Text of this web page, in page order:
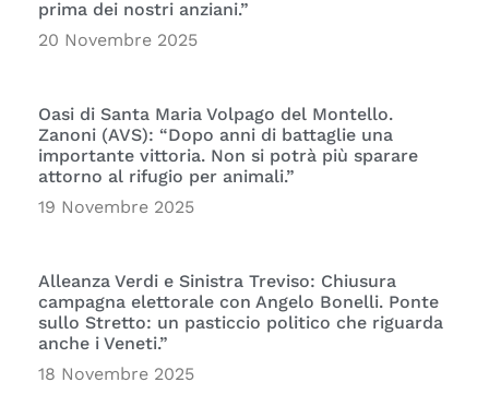
prima dei nostri anziani.”
20 Novembre 2025
Oasi di Santa Maria Volpago del Montello.
Zanoni (AVS): “Dopo anni di battaglie una
importante vittoria. Non si potrà più sparare
attorno al rifugio per animali.”
19 Novembre 2025
Alleanza Verdi e Sinistra Treviso: Chiusura
campagna elettorale con Angelo Bonelli. Ponte
sullo Stretto: un pasticcio politico che riguarda
anche i Veneti.”
18 Novembre 2025